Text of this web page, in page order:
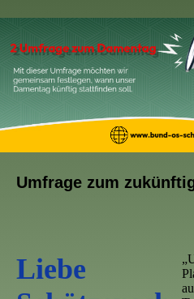
Umfrage zum
Liebe